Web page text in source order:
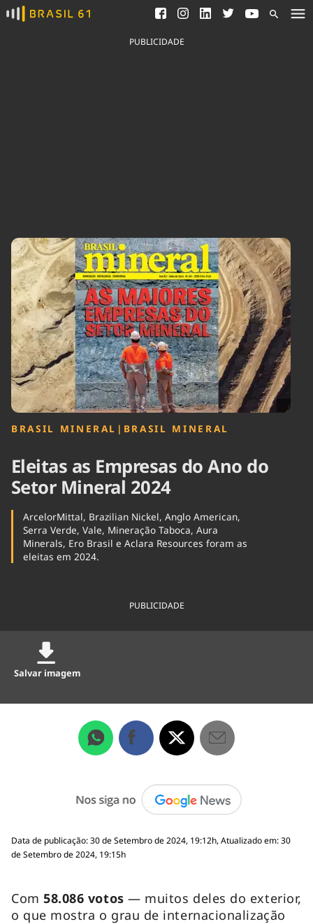
Ver todas as notícias
Saneamento
Indicadores
Agronegócios
Brasil
Brasil Mineral
Ciência &
Tecnologia
Cinema
Comportamento
Cultura
Economia
Educação
Infraestrutura
Internacional
Meio Ambiente
Podcast
Política
Saúde
Tempo
PUBLICIDADE
BRASIL MINERAL | BRASIL MINERAL
Eleitas as Empresas do Ano do
Setor Mineral 2024
ArcelorMittal, Brazilian Nickel, Anglo American,
Serra Verde, Vale, Mineração Taboca, Aura
Minerals, Ero Brasil e Aclara Resources foram as
eleitas em 2024.
PUBLICIDADE
Salvar imagem
Data de publicação: 30 de Setembro de 2024, 19:12h, Atualizado em: 30
de Setembro de 2024, 19:15h
Com58.086 votos— muitos deles do exterior,
o que mostra o grau de internacionalização